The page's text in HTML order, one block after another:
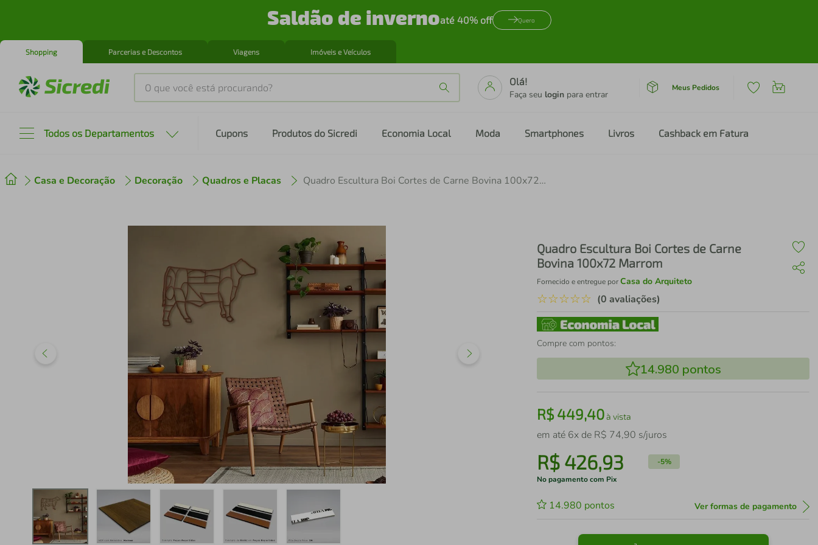
Saldão de invernoaté 40% off Quero
Shopping Parcerias e Descontos Viagens Imóveis e Veículos
O que você está procurando?
Olá!
Faça seu login para entrar
Meus Pedidos
Todos os Departamentos Cupons Produtos do Sicredi Economia Local Moda Smartphones Livros Cashback em Fatura
Casa e Decoração Decoração Quadros e Placas Quadro Escultura Boi Cortes de Carne Bovina 100x72 Marrom
Quadro Escultura Boi Cortes de Carne
Bovina 100x72 Marrom
Fornecido e entregue porCasa do Arquiteto
☆☆☆☆☆ (0 avaliações)
Compre com pontos:
14.980 pontos
R$449,40à vista
em até 6x de R$ 74,90 s/juros
R$ 426,93 -5%
No pagamento com Pix
14.980 pontos Ver formas de pagamento
º cafeteira
iphone